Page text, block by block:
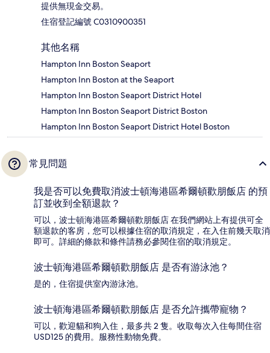
提供無現金交易。
住宿登記編號 C0310900351
其他名稱
Hampton Inn Boston Seaport
Hampton Inn Boston at the Seaport
Hampton Inn Boston Seaport District Hotel
Hampton Inn Boston Seaport District Boston
Hampton Inn Boston Seaport District Hotel Boston
常見問題
我是否可以免費取消波士頓海港區希爾頓歡朋飯店 的預
訂並收到全額退款？
可以，波士頓海港區希爾頓歡朋飯店 在我們網站上有提供可全
額退款的客房，您可以根據住宿的取消規定，在入住前幾天取消
即可。詳細的條款和條件請務必參閱住宿的取消規定。
波士頓海港區希爾頓歡朋飯店 是否有游泳池？
是的，住宿提供室內游泳池。
波士頓海港區希爾頓歡朋飯店 是否允許攜帶寵物？
可以，歡迎貓和狗入住，最多共 2 隻。收取每次入住每間住宿
USD125 的費用。服務性動物免費。